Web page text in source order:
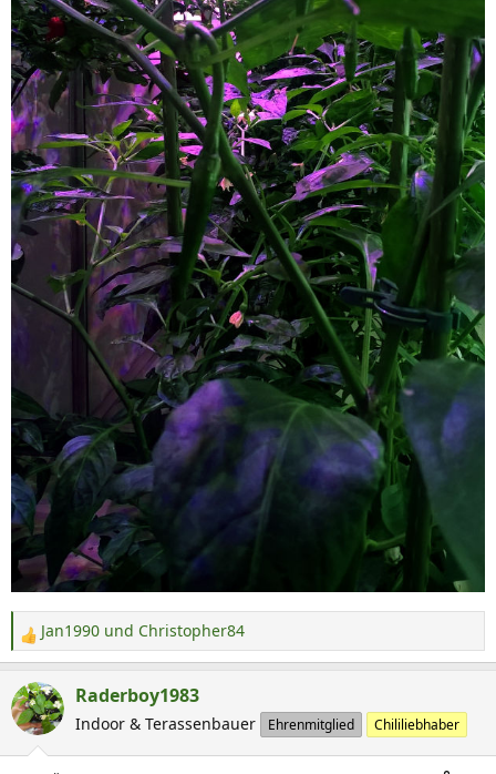
R
e
a
k
t
i
Jan1990 und Christopher84
Raderboy1983
Indoor & Terassenbauer Ehrenmitglied Chililiebhaber